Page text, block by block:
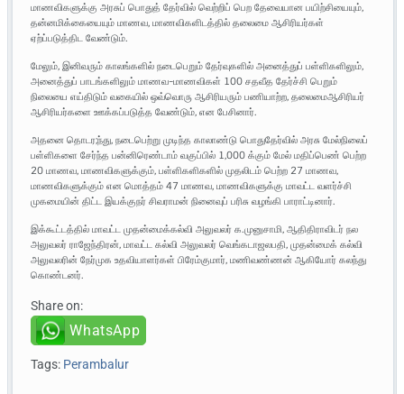
மாணவிகளுக்கு அரசுப் பொதுத் தேர்வில் வெற்றிப் பெற தேவையான பயிற்சியையும்,
தன்னமிக்கையையும் மாணவ, மாணவிகளிடத்தில் தலைமை ஆசிரியர்கள்
ஏற்ப்படுத்திட வேண்டும்.
மேலும், இனிவரும் காலங்களில் நடைபெறும் தேர்வுகளில் அனைத்துப் பள்ளிகளிலும்,
அனைத்துப் பாடங்களிலும் மாணவ-மாணவிகள் 100 சதவீத தேர்ச்சி பெறும்
நிலையை எய்திடும் வகையில் ஒவ்வொரு ஆசிரியரும் பணியாற்ற, தலைமைஆசிரியர்
ஆசிரியர்களை ஊக்கப்படுத்த வேண்டும், என பேசினார்.
அதனை தொடர;ந்து, நடைபெற்று முடிந்த காலாண்டு பொதுதேர்வில் அரசு மேல்நிலைப்
பள்ளிகளை சேர்ந்த பன்னிரெண்டாம் வகுப்பில் 1,000 க்கும் மேல் மதிப்பெண் பெற்ற
20 மாணவ, மாணவிகளுக்கும், பள்ளிகளிகளில் முதலிடம் பெற்ற 27 மாணவ,
மாணவிகளுக்கும் என மொத்தம் 47 மாணவ, மாணவிகளுக்கு மாவட்ட வளர்ச்சி
முகமையின் திட்ட இயக்குநர் சிவராமன் நினைவுப் பரிசு வழங்கி பாராட்டினார்.
இக்கூட்டத்தில் மாவட்ட முதன்மைக்கல்வி அலுவலர் க.முனுசாமி, ஆதிதிராவிடர் நல
அலுவலர் ராஜேந்திரன், மாவட்ட கல்வி அலுவலர் வெங்கடாஜலபதி, முதன்மைக் கல்வி
அலுவலரின் நேர்முக உதவியாளர்கள் பிரேம்குமார், மணிவண்ணன் ஆகியோர் கலந்து
கொண்டனர்.
Share on:
WhatsApp
Tags: Perambalur